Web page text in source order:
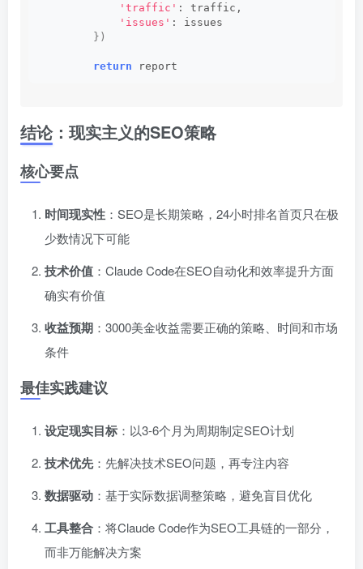
'traffic' : traffic,
'issues' : issues
})
return report
结论：现实主义的SEO策略
核心要点
时间现实性 ：SEO是长期策略，24小时排名首页只在极
少数情况下可能
技术价值 ：Claude Code在SEO自动化和效率提升方面
确实有价值
收益预期 ：3000美金收益需要正确的策略、时间和市场
条件
最佳实践建议
设定现实目标 ：以3-6个月为周期制定SEO计划
技术优先：先解决技术SEO问题，再专注内容
数据驱动 ：基于实际数据调整策略，避免盲目优化
工具整合 ：将Claude Code作为SEO工具链的一部分，
而非万能解决方案